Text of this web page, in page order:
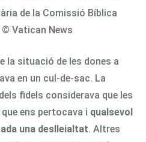
de la Comissió Bíblica
Vatican News
la situació de les dones a
en un cul-de-sac. La
fidels considerava que les
ens pertocava i qualsevol
una deslleialtat. Altres